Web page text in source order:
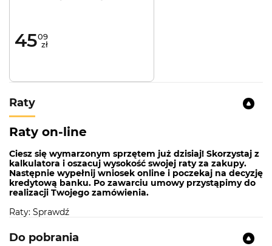
4509
zł
Raty
Raty on-line
Ciesz się wymarzonym sprzętem już dzisiaj! Skorzystaj z
kalkulatora i oszacuj wysokość swojej raty za zakupy.
Następnie wypełnij wniosek online i poczekaj na decyzję
kredytową banku. Po zawarciu umowy przystąpimy do
realizacji Twojego zamówienia.
Raty: Sprawdź
Do pobrania